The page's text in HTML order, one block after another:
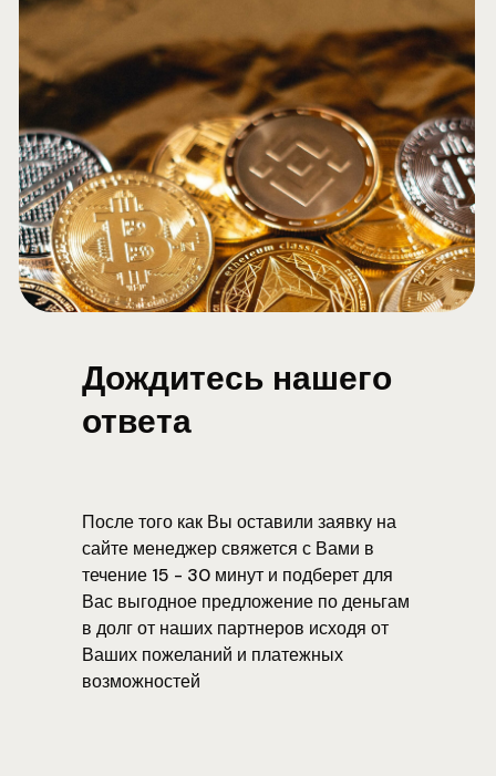
После того как Вы оставили заявку на
сайте менеджер свяжется с Вами в
течение 15 - 30 минут и подберет для
Вас выгодное предложение по деньгам
в долг от наших партнеров исходя от
Ваших пожеланий и платежных
возможностей
Дождитесь нашего
ответа